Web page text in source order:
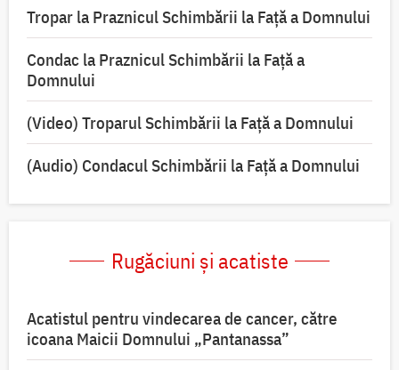
Tropar la Praznicul Schimbării la Faţă a Domnului
Condac la Praznicul Schimbării la Faţă a
Domnului
(Video) Troparul Schimbării la Față a Domnului
(Audio) Condacul Schimbării la Față a Domnului
Rugăciuni și acatiste
Acatistul pentru vindecarea de cancer, către
icoana Maicii Domnului „Pantanassa”